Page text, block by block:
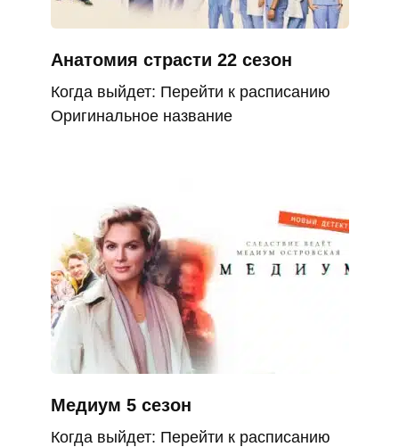
Анатомия страсти 22 сезон
Когда выйдет: Перейти к расписанию
Оригинальное название
Медиум 5 сезон
Когда выйдет: Перейти к расписанию